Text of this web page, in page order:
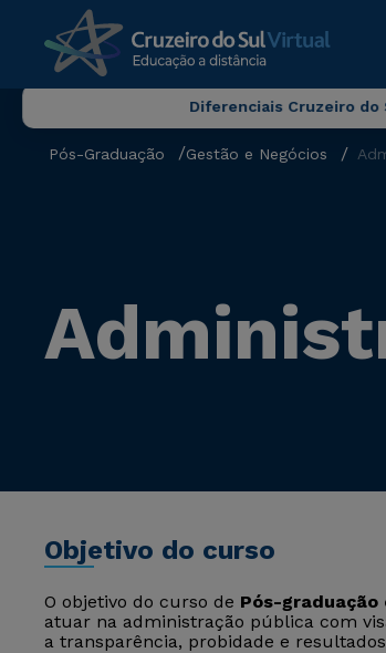
Diferenciais Cruzeiro do
Pós-Graduação Gestão e Negócios
Objetivo do curso
O objetivo do curso de Pós-graduação
atuar na administração pública com
a transparência, probidade e